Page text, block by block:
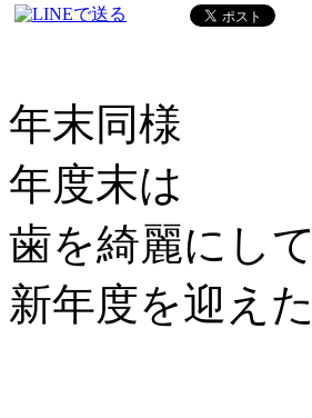
年末同様
年度末は
歯を綺麗にして
新年度を迎え